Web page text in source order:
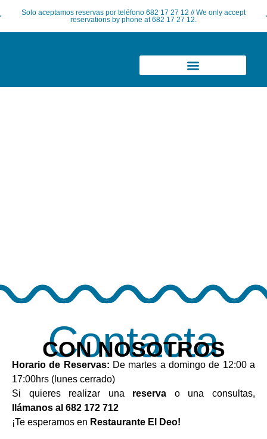
contenido
Solo aceptamos reservas por teléfono 682 17 27 12 // We only accept
reservations by phone at 682 17 27 12.
Contacta
CON NOSOTROS
Horario de Reservas: De martes a domingo de 12:00 a
17:00hrs (lunes cerrado)
Si quieres realizar una reserva o una consultas,
llámanos al 682 172 712
¡Te esperamos en Restaurante El Deo!